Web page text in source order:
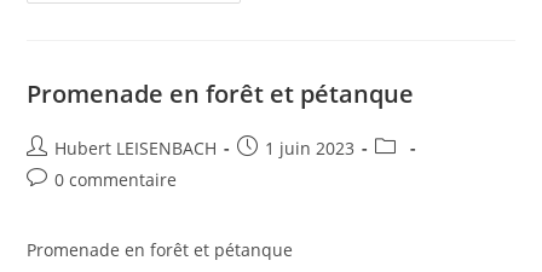
Promenade en forêt et pétanque
Hubert LEISENBACH
1 juin 2023
0 commentaire
Promenade en forêt et pétanque